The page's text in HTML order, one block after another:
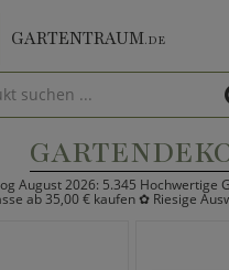
GARTENTRAUM.DE
August 2026: 5.345 Hochwertige
ab 35,00 € kaufen ✿ Riesige